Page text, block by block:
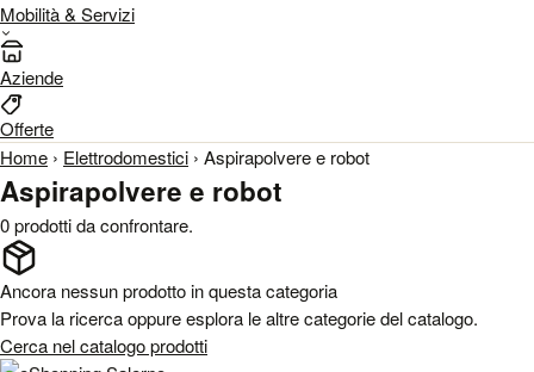
Mobilità & Servizi
Aziende
Offerte
Home › Elettrodomestici › Aspirapolvere e robot
Aspirapolvere e robot
0 prodotti da confrontare.
Ancora nessun prodotto in questa categoria
Prova la ricerca oppure esplora le altre categorie del catalogo.
Cerca nel catalogo prodotti